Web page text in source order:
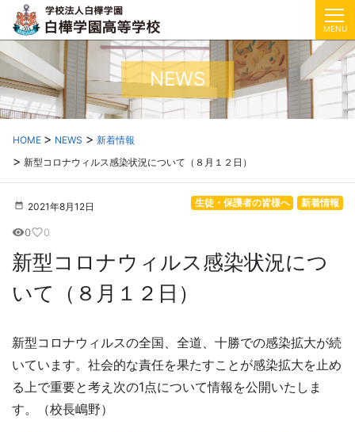
MENU
NEWS
HOME NEWS
新着情報
新型コロナウィルス感染状況について（８月１２日）
2021年8月12日 新着情報
生徒・保護者の皆様へ
visibility0favorite_border0
新型コロナウィルス感染状況につ
いて（８月１２日）
新型コロナウィルスの全国、全道、十勝での感染拡大が続
いています。社会的な責任を果たすことが感染拡大を止め
る上で重要と考え次の1点について情報を公開いたしま
す。（校長嶋野）